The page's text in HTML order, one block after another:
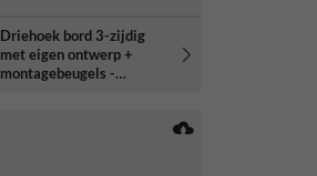
Driehoek bord 3-zijdig
met eigen ontwerp +
montagebeugels -